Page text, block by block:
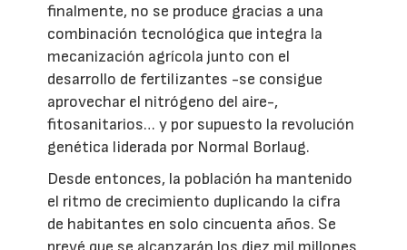
finalmente, no se produce gracias a una
combinación tecnológica que integra la
mecanización agrícola junto con el
desarrollo de fertilizantes -se consigue
aprovechar el nitrógeno del aire-,
fitosanitarios… y por supuesto la revolución
genética liderada por Normal Borlaug.
Desde entonces, la población ha mantenido
el ritmo de crecimiento duplicando la cifra
de habitantes en solo cincuenta años. Se